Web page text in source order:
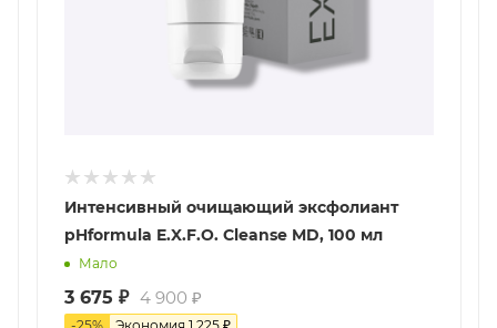
Интенсивный очищающий эксфолиант
pHformula E.X.F.O. Cleanse MD, 100 мл
Мало
3 675 ₽ 4 900 ₽